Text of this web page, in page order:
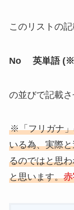
このリストの
No 英単語 (※
の並びで記載さ
※「フリガナ」
いる為、実際
るのではと思
と思います。